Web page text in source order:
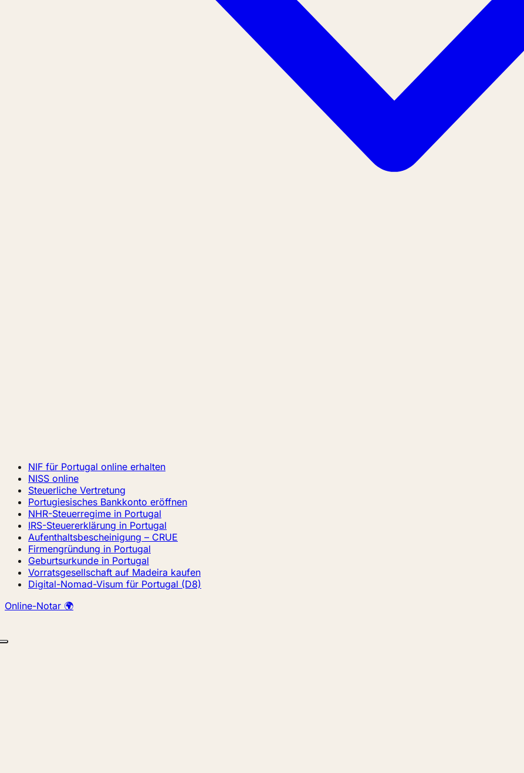
NIF für Portugal online erhalten
NISS online
Steuerliche Vertretung
Portugiesisches Bankkonto eröffnen
NHR-Steuerregime in Portugal
IRS-Steuererklärung in Portugal
Aufenthaltsbescheinigung – CRUE
Firmengründung in Portugal
Geburtsurkunde in Portugal
Vorratsgesellschaft auf Madeira kaufen
Digital-Nomad-Visum für Portugal (D8)
Online-Notar 🌍